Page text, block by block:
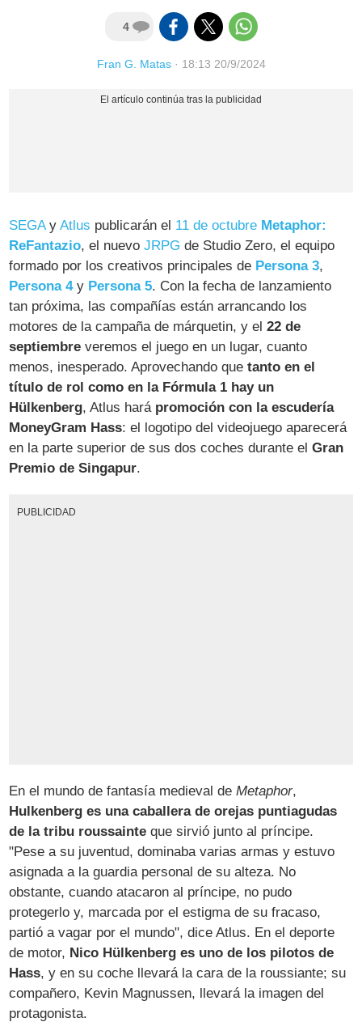
4
Fran G. Matas· 18:13 20/9/2024
SEGAyAtlus publicarán el 11 de octubre Metaphor:
ReFantazio, el nuevoJRPG de Studio Zero, el equipo
formado por los creativos principales de Persona 3,
Persona 4y Persona 5. Con la fecha de lanzamiento
tan próxima, las compañías están arrancando los
motores de la campaña de márquetin, y el22 de
septiembre veremos el juego en un lugar, cuanto
menos, inesperado. Aprovechando quetanto en el
título de rol como en la Fórmula 1 hay un
Hülkenberg, Atlus hará promoción con la escudería
MoneyGram Hass: el logotipo del videojuego aparecerá
en la parte superior de sus dos coches durante elGran
Premio de Singapur.
PUBLICIDAD
En el mundo de fantasía medieval deMetaphor,
Hulkenberg es una caballera de orejas puntiagudas
de la tribu roussainte que sirvió junto al príncipe.
"Pese a su juventud, dominaba varias armas y estuvo
asignada a la guardia personal de su alteza. No
obstante, cuando atacaron al príncipe, no pudo
protegerlo y, marcada por el estigma de su fracaso,
partió a vagar por el mundo", dice Atlus. En el deporte
de motor, Nico Hülkenberg es uno de los pilotos de
Hass, y en su coche llevará la cara de la roussiante; su
compañero, Kevin Magnussen, llevará la imagen del
protagonista.